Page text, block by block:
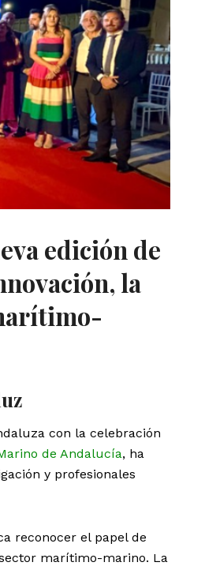
edición de
la
con la celebración
de Andalucía, ha
y profesionales
reconocer el papel de
marítimo-marino. La